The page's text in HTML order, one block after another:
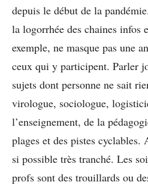
depuis le début de la
la logorrhée des chaines infos
exemple, ne masque pas une
ceux qui y participent. Parler
sujets dont personne ne sait
virologue, sociologue,
l’enseignement, de la
plages et des pistes
si possible très tranché. Les
profs sont des trouillards ou